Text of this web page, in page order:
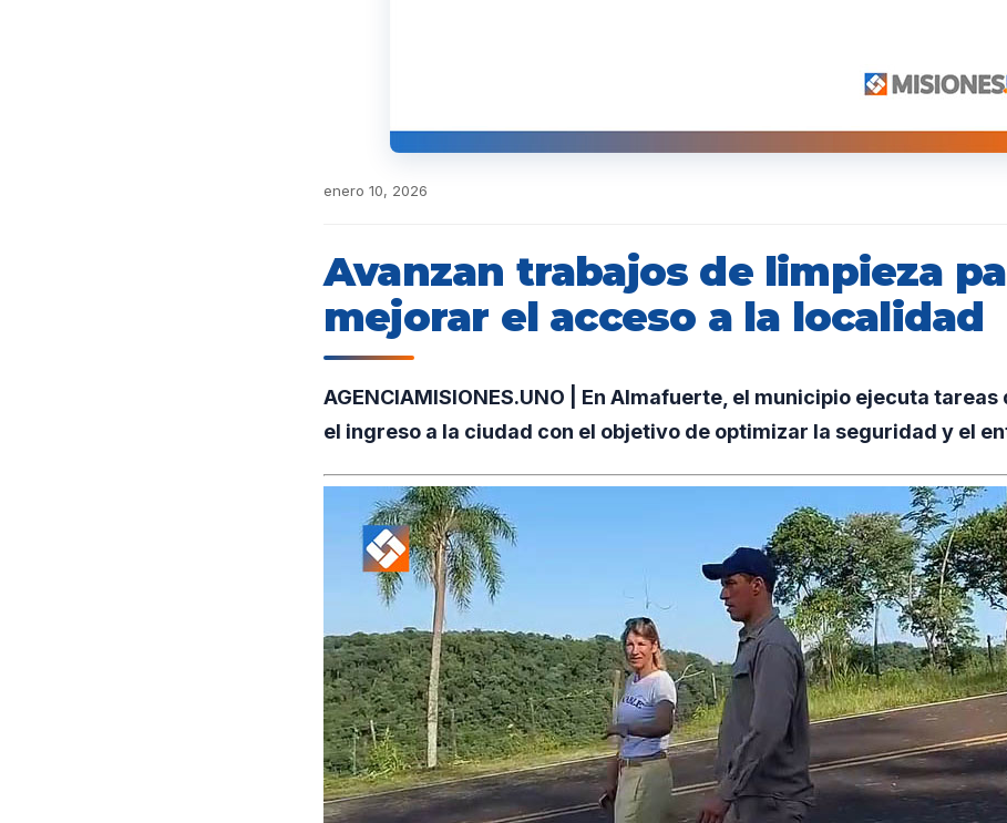
enero 10, 2026
Avanzan trabajos de limpieza
mejorar el acceso a la localidad
AGENCIAMISIONES.UNO | En Almafuerte, el municipio ejecuta tareas
el ingreso a la ciudad con el objetivo de optimizar la seguridad y el